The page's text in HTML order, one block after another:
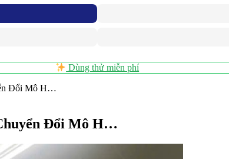
Dùng thử miễn phí
Đổi Mô H…
Đổi Mô H…